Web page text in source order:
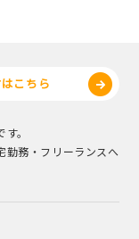
こちら
。
勤務・フリーランスへ